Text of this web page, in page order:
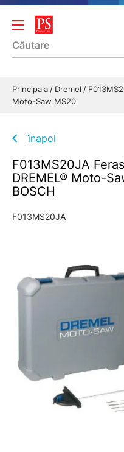
Principala Dremel
Moto-Saw MS20
înapoi
F013MS20JA
DREMEL® Moto-
BOSCH
F013MS20JA